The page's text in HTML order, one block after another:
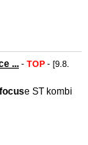
... - TOP - [9.8.
focuse ST kombi